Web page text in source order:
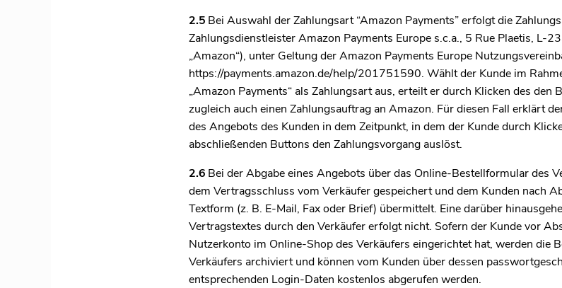
2.5 Bei Auswahl der Zahlungsart “Amazon Payments” erfolgt die
Zahlungsdienstleister Amazon Payments Europe s.c.a., 5 Rue Plaetis, L-
„Amazon“), unter Geltung der Amazon Payments Europe
https://payments.amazon.de/help/201751590. Wählt der Kunde im
„Amazon Payments“ als Zahlungsart aus, erteilt er durch Klicken des den
zugleich auch einen Zahlungsauftrag an Amazon. Für diesen Fall erklärt
des Angebots des Kunden in dem Zeitpunkt, in dem der Kunde durch
abschließenden Buttons den Zahlungsvorgang auslöst.
2.6 Bei der Abgabe eines Angebots über das Online-Bestellformular des
dem Vertragsschluss vom Verkäufer gespeichert und dem Kunden nach
Textform (z. B. E-Mail, Fax oder Brief) übermittelt. Eine darüber
Vertragstextes durch den Verkäufer erfolgt nicht. Sofern der Kunde vor
Nutzerkonto im Online-Shop des Verkäufers eingerichtet hat, werden die
Verkäufers archiviert und können vom Kunden über dessen
entsprechenden Login-Daten kostenlos abgerufen werden.